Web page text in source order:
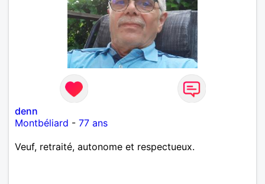
denn
Montbéliard - 77 ans
Veuf, retraité, autonome et respectueux.